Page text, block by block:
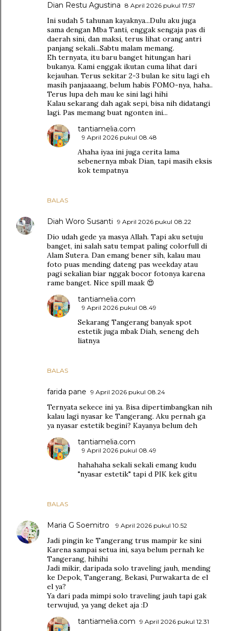
Dian Restu Agustina 8 April 2026 pukul 17.57
Ini sudah 5 tahunan kayaknya...Dulu aku juga
sama dengan Mba Tanti, enggak sengaja pas di
daerah sini, dan maksi, terus lihat orang antri
panjang sekali...Sabtu malam memang.
Eh ternyata, itu baru banget hitungan hari
bukanya. Kami enggak ikutan cuma lihat dari
kejauhan. Terus sekitar 2-3 bulan ke situ lagi eh
masih panjaaaang, belum habis FOMO-nya, haha..
Terus lupa deh mau ke sini lagi hihi
Kalau sekarang dah agak sepi, bisa nih didatangi
lagi. Pas memang buat ngonten ini...
BALAS
tantiamelia.com
9 April 2026 pukul 08.48
Ahaha iyaa ini juga cerita lama
sebenernya mbak Dian, tapi masih eksis
kok tempatnya
Diah Woro Susanti 9 April 2026 pukul 08.22
Dio udah gede ya masya Allah. Tapi aku setuju
banget, ini salah satu tempat paling colorfull di
Alam Sutera. Dan emang bener sih, kalau mau
foto puas mending dateng pas weekday atau
pagi sekalian biar nggak bocor fotonya karena
rame banget. Nice spill maak 😍
BALAS
tantiamelia.com
9 April 2026 pukul 08.49
Sekarang Tangerang banyak spot
estetik juga mbak Diah, seneng deh
liatnya
farida pane 9 April 2026 pukul 08.24
Ternyata sekece ini ya. Bisa dipertimbangkan nih
kalau lagi nyasar ke Tangerang. Aku pernah ga
ya nyasar estetik begini? Kayanya belum deh
BALAS
tantiamelia.com
9 April 2026 pukul 08.49
hahahaha sekali sekali emang kudu
"nyasar estetik" tapi d PIK kek gitu
Maria G Soemitro 9 April 2026 pukul 10.52
Jadi pingin ke Tangerang trus mampir ke sini
Karena sampai setua ini, saya belum pernah ke
Tangerang, hihihi
Jadi mikir, daripada solo traveling jauh, mending
ke Depok, Tangerang, Bekasi, Purwakarta de el
el ya?
Ya dari pada mimpi solo traveling jauh tapi gak
terwujud, ya yang deket aja :D
tantiamelia.com 9 April 2026 pukul 12.31